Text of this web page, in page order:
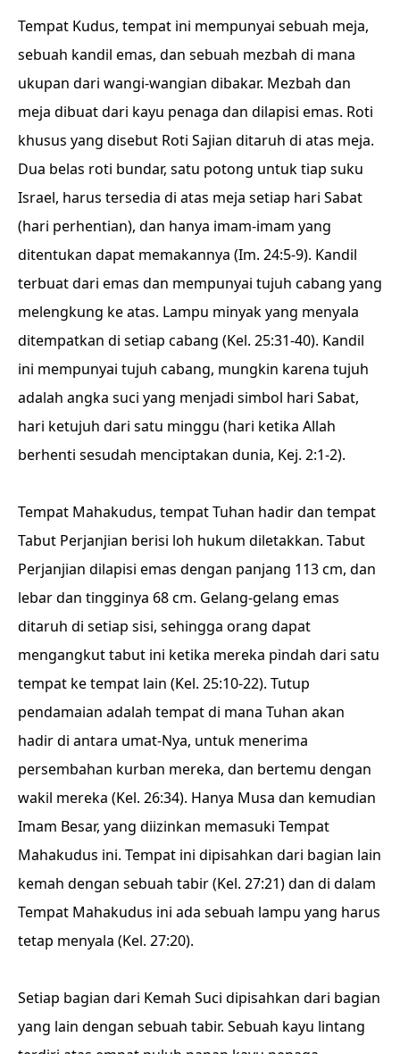
Tempat Kudus, tempat ini mempunyai sebuah meja,
sebuah kandil emas, dan sebuah mezbah di mana
ukupan dari wangi-wangian dibakar. Mezbah dan
meja dibuat dari kayu penaga dan dilapisi emas. Roti
khusus yang disebut Roti Sajian ditaruh di atas meja.
Dua belas roti bundar, satu potong untuk tiap suku
Israel, harus tersedia di atas meja setiap hari Sabat
(hari perhentian), dan hanya imam-imam yang
ditentukan dapat memakannya (Im. 24:5-9). Kandil
terbuat dari emas dan mempunyai tujuh cabang yang
melengkung ke atas. Lampu minyak yang menyala
ditempatkan di setiap cabang (Kel. 25:31-40). Kandil
ini mempunyai tujuh cabang, mungkin karena tujuh
adalah angka suci yang menjadi simbol hari Sabat,
hari ketujuh dari satu minggu (hari ketika Allah
berhenti sesudah menciptakan dunia, Kej. 2:1-2).
Tempat Mahakudus, tempat Tuhan hadir dan tempat
Tabut Perjanjian berisi loh hukum diletakkan. Tabut
Perjanjian dilapisi emas dengan panjang 113 cm, dan
lebar dan tingginya 68 cm. Gelang-gelang emas
ditaruh di setiap sisi, sehingga orang dapat
mengangkut tabut ini ketika mereka pindah dari satu
tempat ke tempat lain (Kel. 25:10-22). Tutup
pendamaian adalah tempat di mana Tuhan akan
hadir di antara umat-Nya, untuk menerima
persembahan kurban mereka, dan bertemu dengan
wakil mereka (Kel. 26:34). Hanya Musa dan kemudian
Imam Besar, yang diizinkan memasuki Tempat
Mahakudus ini. Tempat ini dipisahkan dari bagian lain
kemah dengan sebuah tabir (Kel. 27:21) dan di dalam
Tempat Mahakudus ini ada sebuah lampu yang harus
tetap menyala (Kel. 27:20).
Setiap bagian dari Kemah Suci dipisahkan dari bagian
yang lain dengan sebuah tabir. Sebuah kayu lintang